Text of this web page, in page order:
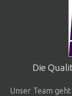
Die
Unser Team